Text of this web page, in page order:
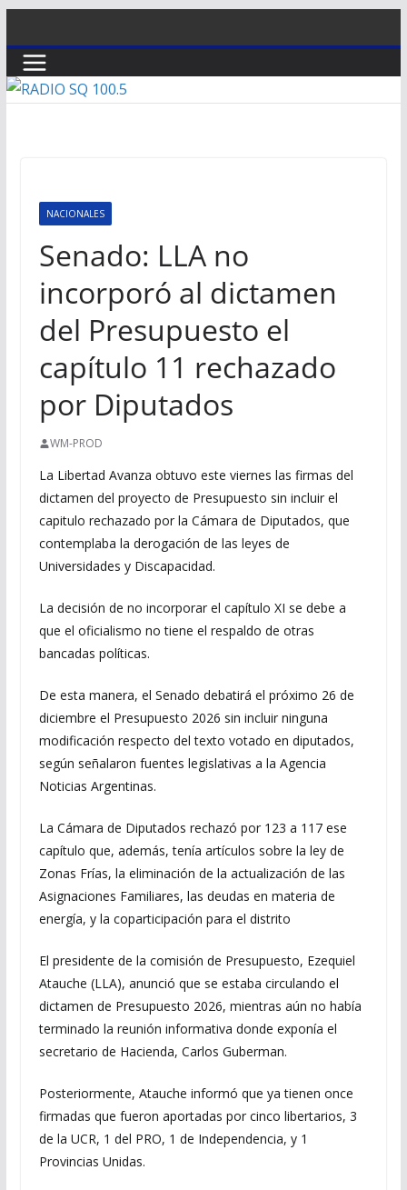
al
contenido
NACIONALES
Senado: LLA no
incorporó al dictamen
del Presupuesto el
capítulo 11 rechazado
por Diputados
WM-PROD
La Libertad Avanza obtuvo este viernes las firmas del
dictamen del proyecto de Presupuesto sin incluir el
capitulo rechazado por la Cámara de Diputados, que
contemplaba la derogación de las leyes de
Universidades y Discapacidad.
La decisión de no incorporar el capítulo XI se debe a
que el oficialismo no tiene el respaldo de otras
bancadas políticas.
De esta manera, el Senado debatirá el próximo 26 de
diciembre el Presupuesto 2026 sin incluir ninguna
modificación respecto del texto votado en diputados,
según señalaron fuentes legislativas a la Agencia
Noticias Argentinas.
La Cámara de Diputados rechazó por 123 a 117 ese
capítulo que, además, tenía artículos sobre la ley de
Zonas Frías, la eliminación de la actualización de las
Asignaciones Familiares, las deudas en materia de
energía, y la coparticipación para el distrito
El presidente de la comisión de Presupuesto, Ezequiel
Atauche (LLA), anunció que se estaba circulando el
dictamen de Presupuesto 2026, mientras aún no había
terminado la reunión informativa donde exponía el
secretario de Hacienda, Carlos Guberman.
Posteriormente, Atauche informó que ya tienen once
firmadas que fueron aportadas por cinco libertarios, 3
de la UCR, 1 del PRO, 1 de Independencia, y 1
Provincias Unidas.